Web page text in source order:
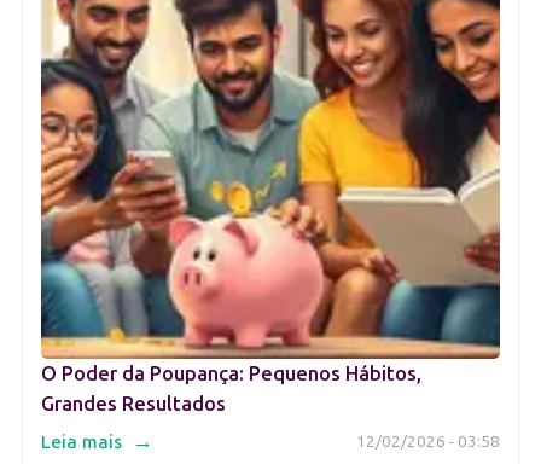
O Poder da Poupança: Pequenos Hábitos,
Grandes Resultados
12/02/2026 - 03:58
Leia mais →